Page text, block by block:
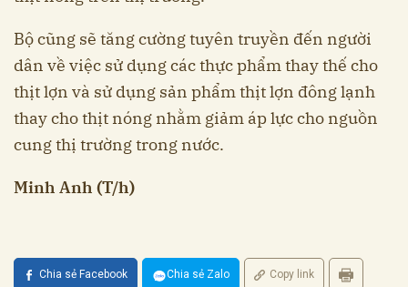
Bộ cũng sẽ tăng cường tuyên truyền đến người
dân về việc sử dụng các thực phẩm thay thế cho
thịt lợn và sử dụng sản phẩm thịt lợn đông lạnh
thay cho thịt nóng nhằm giảm áp lực cho nguồn
cung thị trường trong nước.
Minh Anh (T/h)
Chia sẻ Facebook Chia sẻ Zalo Copy link